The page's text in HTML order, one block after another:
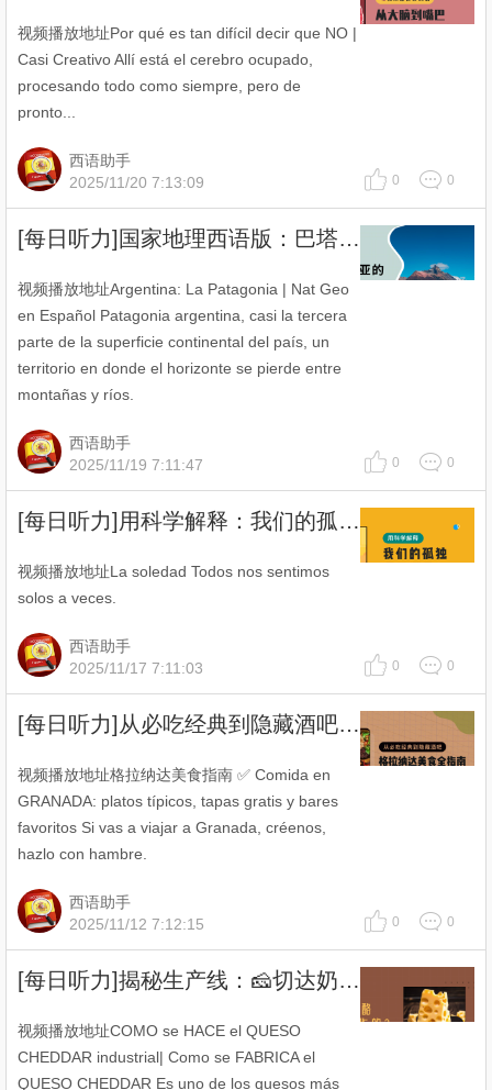
视频播放地址Por qué es tan difícil decir que NO |
Casi Creativo Allí está el cerebro ocupado,
procesando todo como siempre, pero de
pronto...
西语助手
2025/11/20 7:13:09
0 0
[每日听力]国家地理西语版：巴塔哥尼亚的生态之旅
视频播放地址Argentina: La Patagonia | Nat Geo
en Español Patagonia argentina, casi la tercera
parte de la superficie continental del país, un
territorio en donde el horizonte se pierde entre
montañas y ríos.
西语助手
2025/11/19 7:11:47
0 0
[每日听力]用科学解释：我们的孤独源于哪里?
视频播放地址La soledad Todos nos sentimos
solos a veces.
西语助手
2025/11/17 7:11:03
0 0
[每日听力]从必吃经典到隐藏酒吧：格拉纳达美食全指南✅
视频播放地址格拉纳达美食指南 ✅ Comida en
GRANADA: platos típicos, tapas gratis y bares
favoritos Si vas a viajar a Granada, créenos,
hazlo con hambre.
西语助手
2025/11/12 7:12:15
0 0
[每日听力]揭秘生产线：🧀切达奶酪是如何制作的？
视频播放地址COMO se HACE el QUESO
CHEDDAR industrial| Como se FABRICA el
QUESO CHEDDAR Es uno de los quesos más